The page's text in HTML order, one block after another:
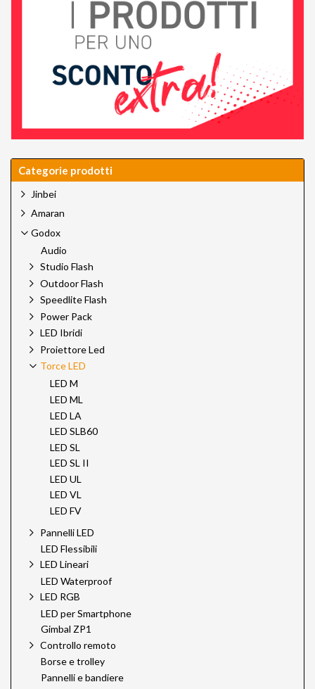
Categorie prodotti
Jinbei
Amaran
Godox
Audio
Studio Flash
Outdoor Flash
Speedlite Flash
Power Pack
LED Ibridi
Proiettore Led
Torce LED
LED M
LED ML
LED LA
LED SLB60
LED SL
LED SL II
LED UL
LED VL
LED FV
Pannelli LED
LED Flessibili
LED Lineari
LED Waterproof
LED RGB
LED per Smartphone
Gimbal ZP1
Controllo remoto
Borse e trolley
Pannelli e bandiere